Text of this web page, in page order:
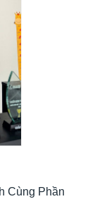
Cùng Phần